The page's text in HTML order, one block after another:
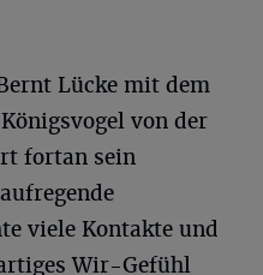
Lücke mit dem
von der
fortan sein
viele Kontakte und
Wir-Gefühl